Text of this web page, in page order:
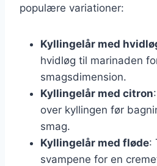
populære variationer:
Kyllingelår med
hvidløg til marinaden
smagsdimension.
Kyllingelår med citron
over kyllingen før
smag.
Kyllingelår med fløde:
svampene for en